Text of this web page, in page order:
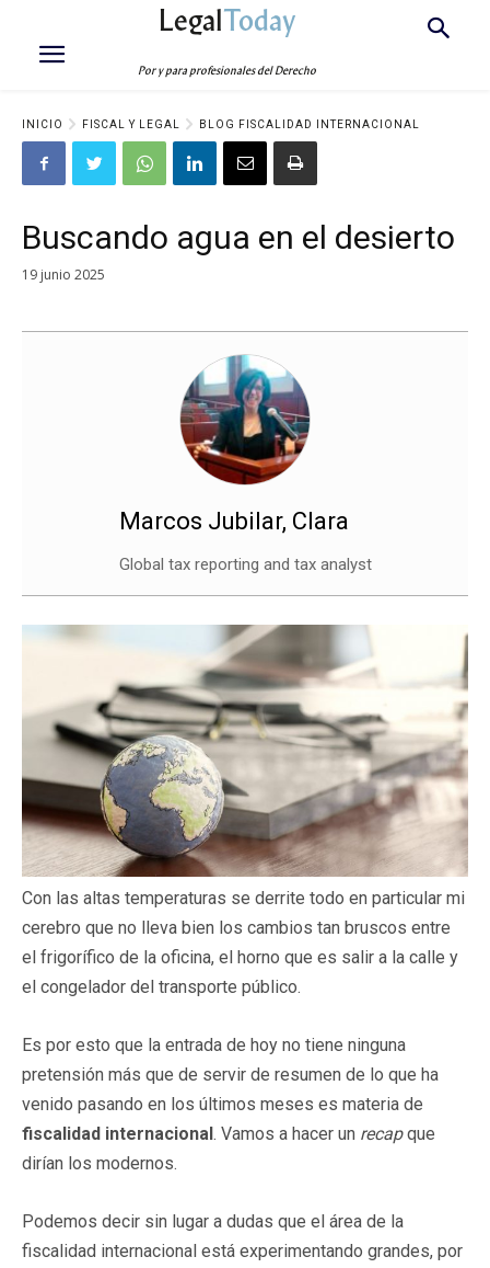
LegalToday
Por y para profesionales del Derecho
INICIO FISCAL Y LEGAL BLOG FISCALIDAD INTERNACIONAL
Buscando agua en el desierto
19 junio 2025
Marcos Jubilar, Clara
Global tax reporting and tax analyst
Con las altas temperaturas se derrite todo en particular mi
cerebro que no lleva bien los cambios tan bruscos entre
el frigorífico de la oficina, el horno que es salir a la calle y
el congelador del transporte público.
Es por esto que la entrada de hoy no tiene ninguna
pretensión más que de servir de resumen de lo que ha
venido pasando en los últimos meses es materia de
fiscalidad internacional. Vamos a hacer un recapque
dirían los modernos.
Podemos decir sin lugar a dudas que el área de la
fiscalidad internacional está experimentando grandes, por